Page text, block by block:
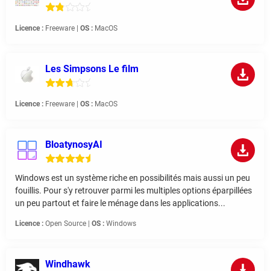
Licence : Freeware | OS : MacOS
Les Simpsons Le film
Licence : Freeware | OS : MacOS
BloatynosyAI
Windows est un système riche en possibilités mais aussi un peu
fouillis. Pour s'y retrouver parmi les multiples options éparpillées
un peu partout et faire le ménage dans les applications...
Licence : Open Source | OS : Windows
Windhawk